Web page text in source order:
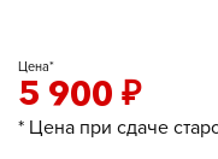
Цена*
5 900 ₽
* Цена при сдаче